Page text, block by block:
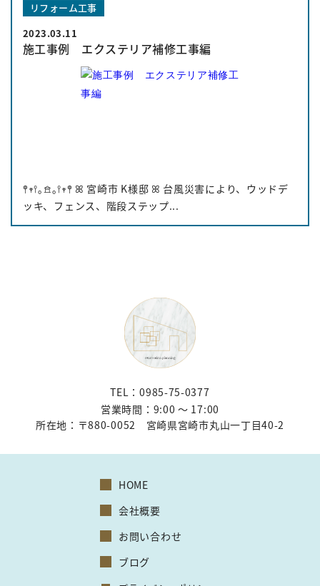
リフォーム工事
2023.03.11
施工事例 エクステリア補修工事編
𖤣𖥧𖥣｡𖠿｡𖥣𖥧𖤣 ꕤ 宮崎市 K様邸 ꕤ 台風災害により、ウッドデ
ッキ、フェンス、階段ステップ...
TEL：0985-75-0377
営業時間：9:00 〜 17:00
所在地： 〒880-0052 宮崎県宮崎市丸山一丁目40-2
HOME
会社概要
お問い合わせ
ブログ